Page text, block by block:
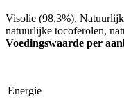
Visolie (98,3%),
natuurlijke tocoferolen,
Voedingswaarde per
Energie